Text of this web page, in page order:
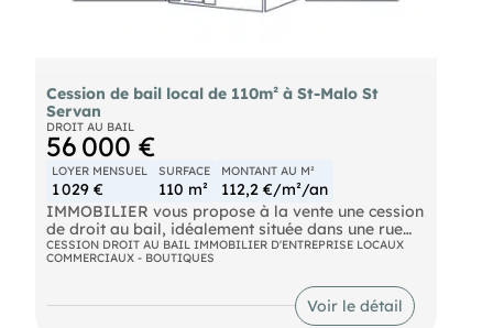
Cession de bail local de 110m² à St-Malo St
Servan
DROIT AU BAIL
56 000 €
LOYER MENSUEL
1 029 €
SURFACE
110 m²
MONTANT AU M²
112,2 €/m²/an
IMMOBILIER vous propose à la vente une cession
de droit au bail, idéalement située dans une rue
passante et commerçante du secteur de Saint-
Servan à Saint-Malo. Ce local bénéficie d'un
emplacement stratégique offrant une excellente
visibilité et un flux régulier de clientèle. Les locaux
disposent d'une surface de vente agréable,
CESSION DROIT AU BAIL IMMOBILIER D'ENTREPRISE LOCAUX
COMMERCIAUX - BOUTIQUES
Voir le détail